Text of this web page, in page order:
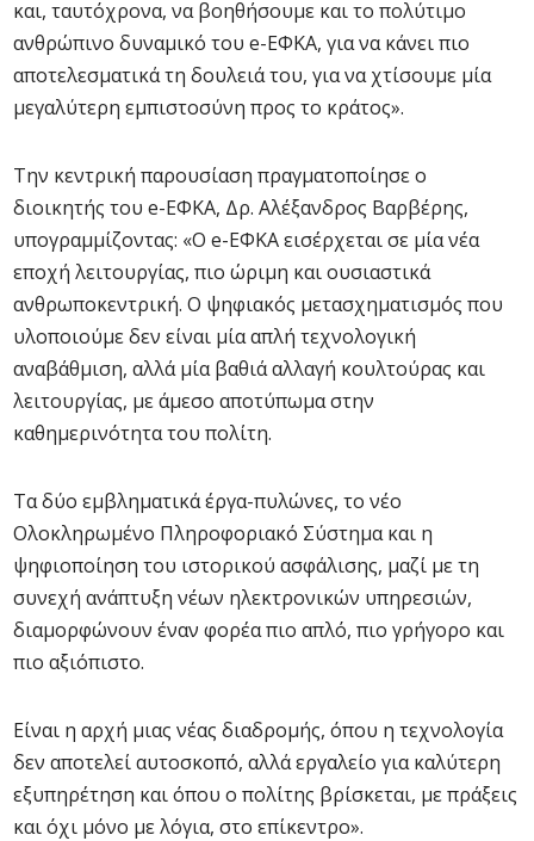
και, ταυτόχρονα, να βοηθήσουμε και το πολύτιμο
ανθρώπινο δυναμικό του e-ΕΦΚΑ, για να κάνει πιο
αποτελεσματικά τη δουλειά του, για να χτίσουμε μία
μεγαλύτερη εμπιστοσύνη προς το κράτος».
Την κεντρική παρουσίαση πραγματοποίησε ο
διοικητής του e-ΕΦΚΑ, Δρ. Αλέξανδρος Βαρβέρης,
υπογραμμίζοντας: «Ο e-ΕΦΚΑ εισέρχεται σε μία νέα
εποχή λειτουργίας, πιο ώριμη και ουσιαστικά
ανθρωποκεντρική. Ο ψηφιακός μετασχηματισμός που
υλοποιούμε δεν είναι μία απλή τεχνολογική
αναβάθμιση, αλλά μία βαθιά αλλαγή κουλτούρας και
λειτουργίας, με άμεσο αποτύπωμα στην
καθημερινότητα του πολίτη.
Τα δύο εμβληματικά έργα-πυλώνες, το νέο
Ολοκληρωμένο Πληροφοριακό Σύστημα και η
ψηφιοποίηση του ιστορικού ασφάλισης, μαζί με τη
συνεχή ανάπτυξη νέων ηλεκτρονικών υπηρεσιών,
διαμορφώνουν έναν φορέα πιο απλό, πιο γρήγορο και
πιο αξιόπιστο.
Είναι η αρχή μιας νέας διαδρομής, όπου η τεχνολογία
δεν αποτελεί αυτοσκοπό, αλλά εργαλείο για καλύτερη
εξυπηρέτηση και όπου ο πολίτης βρίσκεται, με πράξεις
και όχι μόνο με λόγια, στο επίκεντρο».